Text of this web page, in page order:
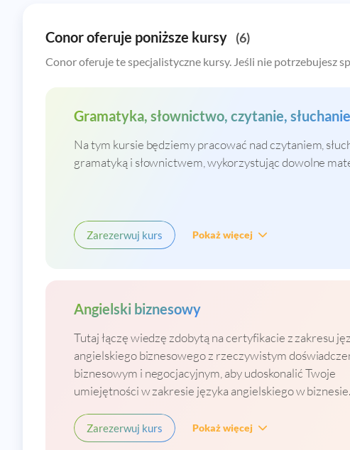
Conor oferuje poniższe kursy (6)
Conor oferuje te specjalistyczne kursy. Jeśli nie potrzebujesz
Gramatyka, słownictwo, czytanie,
Na tym kursie będziemy pracować nad czytaniem,
gramatyką i słownictwem, wykorzystując dowolne
Zarezerwuj kurs Pokaż więcej
Angielski biznesowy
Tutaj łączę wiedzę zdobytą na certyfikacie z zakresu
angielskiego biznesowego z rzeczywistym
biznesowym i negocjacyjnym, aby udoskonalić Twoje
umiejętności w zakresie języka angielskiego w biznesie.
Zarezerwuj kurs Pokaż więcej